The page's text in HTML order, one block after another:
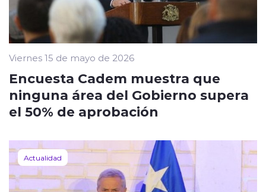
Viernes 15 de mayo de 2026
Encuesta Cadem muestra que
ninguna área del Gobierno supera
el 50% de aprobación
Actualidad